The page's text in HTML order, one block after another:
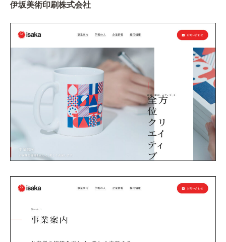
伊坂美術印刷株式会社